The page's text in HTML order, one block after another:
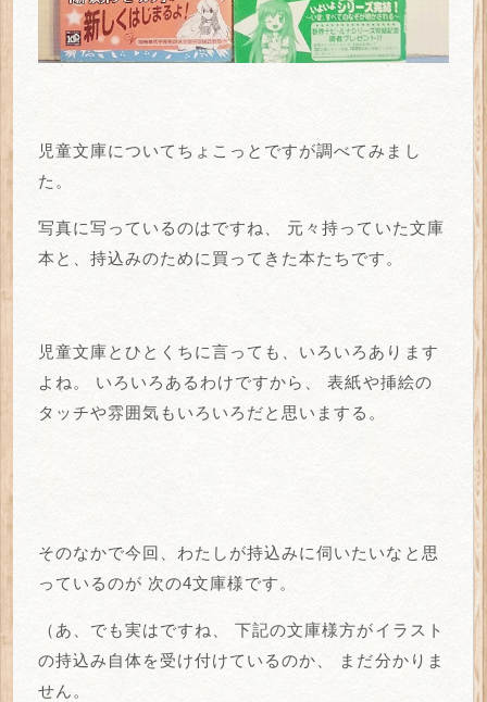
児童文庫についてちょこっとですが調べてみまし
た。
写真に写っているのはですね、
元々持っていた文庫
本と、持込みのために買ってきた本たちです。
児童文庫とひとくちに言っても、いろいろあります
よね。
いろいろあるわけですから、
表紙や挿絵の
タッチや雰囲気もいろいろだと思いまする。
そのなかで今回、わたしが持込みに伺いたいなと思
っているのが 次の4文庫様です。
（あ、でも実はですね、
下記の文庫様方がイラスト
の持込み自体を受け付けているのか、
まだ分かりま
せん。